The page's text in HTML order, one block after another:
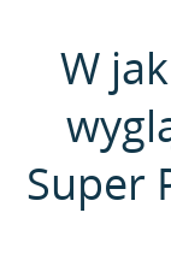
W
Super